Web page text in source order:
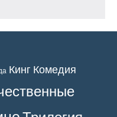
Кинг Комедия